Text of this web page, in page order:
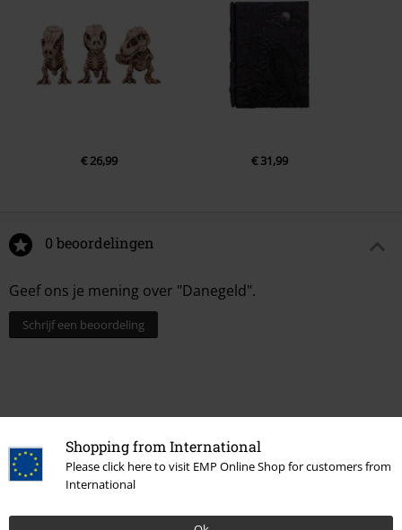
Shopping from International
Please click here to visit EMP Online Shop for customers from
International
€ 26,99 € 31,99
0 beoordelingen
Geef ons je mening over "Danegeld".
Schrijf een beoordeling